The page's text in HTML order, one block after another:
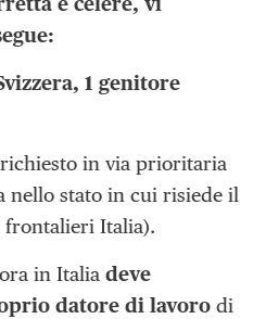
1 genitore
richiesto in via prioritaria
nello stato in cui risiede il
frontalieri Italia).
in Italiadeve
datore di lavoro di